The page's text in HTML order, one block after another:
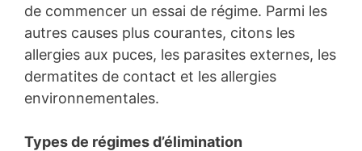
de commencer un essai de régime. Parmi les
autres causes plus courantes, citons les
allergies aux puces, les parasites externes, les
dermatites de contact et les allergies
environnementales.
Types de régimes d’élimination